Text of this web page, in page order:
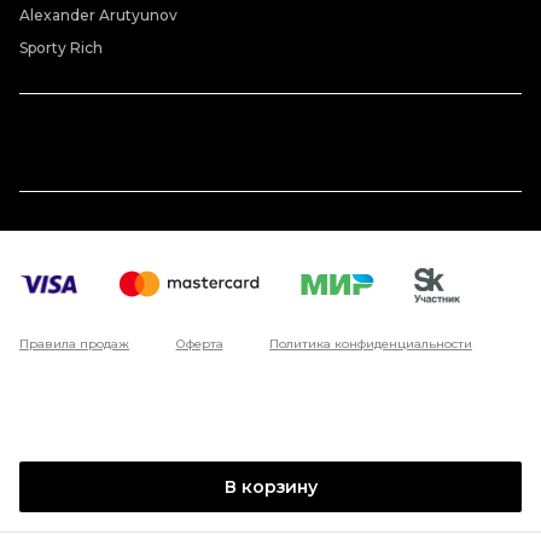
В корзину
Alexander Arutyunov
Sporty Rich
Правила продаж Оферта Политика конфиденциальности